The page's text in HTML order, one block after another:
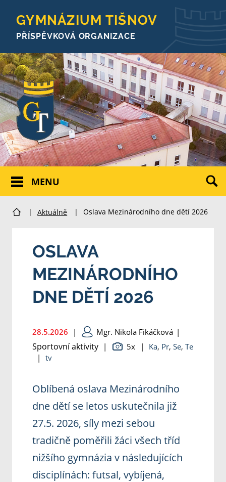
GYMNÁZIUM TIŠNOV
PŘÍSPĚVKOVÁ ORGANIZACE
MENU
| Aktuálně | Oslava Mezinárodního dne dětí 2026
OSLAVA
MEZINÁRODNÍHO
DNE DĚTÍ 2026
28.5.2026 | Mgr. Nikola Fikáčková |
Sportovní aktivity | 5x | Ka, Pr, Se, Te
|
tv
Oblíbená oslava Mezinárodního
dne dětí se letos uskutečnila již
27.5. 2026, síly mezi sebou
tradičně poměřili žáci všech tříd
nižšího gymnázia v následujících
disciplínách: futsal, vybíjená,